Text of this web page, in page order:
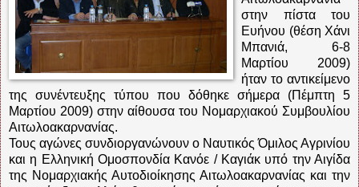
στην πίστα του
Ευήνου (θέση Χάνι
Μπανιά, 6-8
Μαρτίου 2009)
ήταν το αντικείμενο
της συνέντευξης τύπου που δόθηκε σήμερα (Πέμπτη 5
Μαρτίου 2009) στην αίθουσα του Νομαρχιακού Συμβουλίου
Αιτωλοακαρνανίας.
Τους αγώνες συνδιοργανώνουν ο Ναυτικός Όμιλος Αγρινίου
και η Ελληνική Ομοσπονδία Κανόε / Καγιάκ υπό την Αιγίδα
της Νομαρχιακής Αυτοδιοίκησης Αιτωλοακαρνανίας και την